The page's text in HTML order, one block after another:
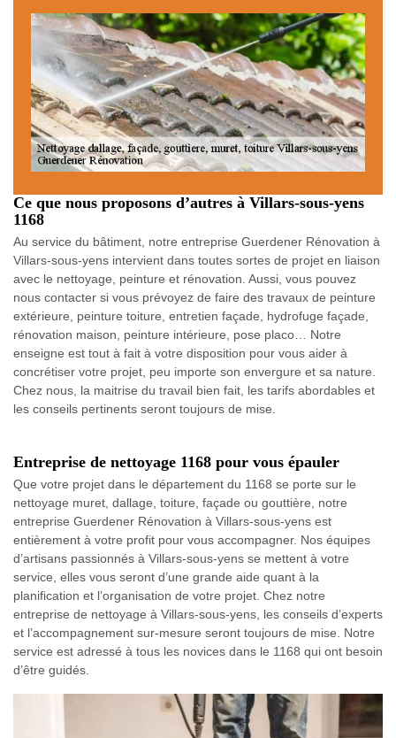
Ce que nous proposons d’autres à Villars-sous-yens
1168
Au service du bâtiment, notre entreprise Guerdener Rénovation à
Villars-sous-yens intervient dans toutes sortes de projet en liaison
avec le nettoyage, peinture et rénovation. Aussi, vous pouvez
nous contacter si vous prévoyez de faire des travaux de peinture
extérieure, peinture toiture, entretien façade, hydrofuge façade,
rénovation maison, peinture intérieure, pose placo… Notre
enseigne est tout à fait à votre disposition pour vous aider à
concrétiser votre projet, peu importe son envergure et sa nature.
Chez nous, la maitrise du travail bien fait, les tarifs abordables et
les conseils pertinents seront toujours de mise.
Entreprise de nettoyage 1168 pour vous épauler
Que votre projet dans le département du 1168 se porte sur le
nettoyage muret, dallage, toiture, façade ou gouttière, notre
entreprise Guerdener Rénovation à Villars-sous-yens est
entièrement à votre profit pour vous accompagner. Nos équipes
d’artisans passionnés à Villars-sous-yens se mettent à votre
service, elles vous seront d’une grande aide quant à la
planification et l’organisation de votre projet. Chez notre
entreprise de nettoyage à Villars-sous-yens, les conseils d’experts
et l’accompagnement sur-mesure seront toujours de mise. Notre
service est adressé à tous les novices dans le 1168 qui ont besoin
d’être guidés.